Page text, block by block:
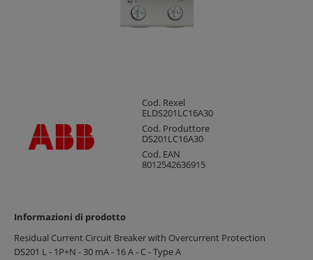
Cod. Rexel
ELDS201LC16A30
Cod. Produttore
DS201LC16A30
Cod. EAN
8012542636915
Informazioni di prodotto
Residual Current Circuit Breaker with Overcurrent Protection
DS201 L - 1P+N - 30 mA - 16 A - C - Type A